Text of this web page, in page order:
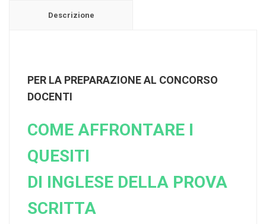
Descrizione
PER LA PREPARAZIONE AL CONCORSO
DOCENTI
COME AFFRONTARE I
QUESITI
DI INGLESE DELLA PROVA
SCRITTA